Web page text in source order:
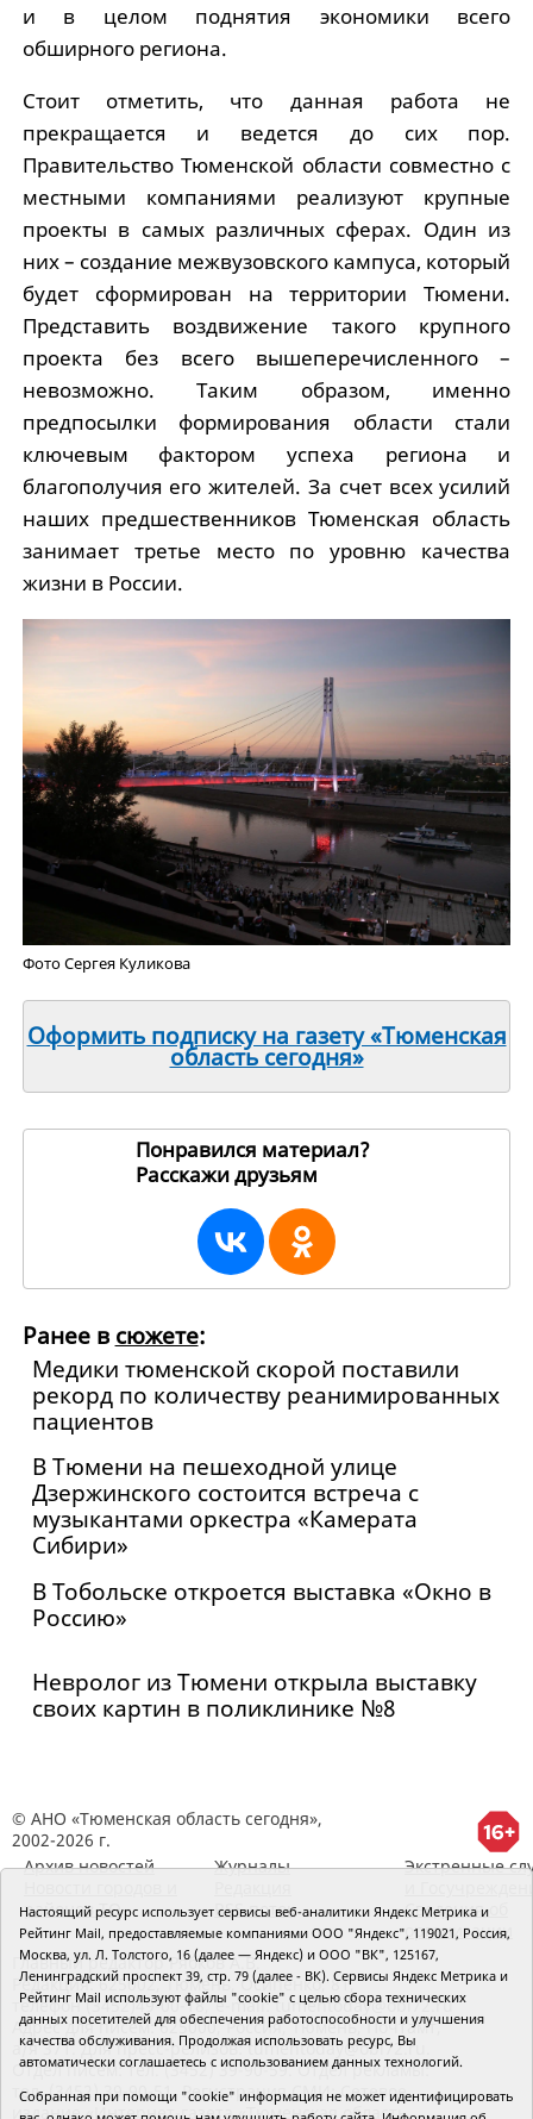
и в целом поднятия экономики всего
обширного региона.
Стоит отметить, что данная работа не
прекращается и ведется до сих пор.
Правительство Тюменской области совместно с
местными компаниями реализуют крупные
проекты в самых различных сферах. Один из
них – создание межвузовского кампуса, который
будет сформирован на территории Тюмени.
Представить воздвижение такого крупного
проекта без всего вышеперечисленного –
невозможно. Таким образом, именно
предпосылки формирования области стали
ключевым фактором успеха региона и
благополучия его жителей. За счет всех усилий
наших предшественников Тюменская область
занимает третье место по уровню качества
жизни в России.
Фото Сергея Куликова
Оформить подписку на газету «Тюменская
область сегодня»
Понравился материал?
Расскажи друзьям
Ранее в сюжете:
Медики тюменской скорой поставили
рекорд по количеству реанимированных
пациентов
В Тюмени на пешеходной улице
Дзержинского состоится встреча с
музыкантами оркестра «Камерата
Сибири»
В Тобольске откроется выставка «Окно в
Россию»
Невролог из Тюмени открыла выставку
своих картин в поликлинике №8
© АНО «Тюменская область сегодня»,
2002-2026 г.
Архив новостей
районов ТО
Журналы
RSS поток
Экстренные
Сведения об
организации
Главный редактор Рябков А.В.
Редакция: 625002, Тюмень, Осипенко, 81,
телефон (3452)49-00-18, e-mail: tumentoday@obl72.ru
Адрес для писем: 625000, Россия, Тюмень, Почтамт,
а/я 371. Для пресс-релизов: tumentoday@obl72.ru.
Отдел писем: тел. (3452) 39-90-59. Отдел рекламы:
тел. (3452) 39-90-51. Регистрация СМИ: Сетевое
издание «Интернет-газета «Тюменская область
Настоящий ресурс использует сервисы веб-аналитики Яндекс Метрика и
Рейтинг Mail, предоставляемые компаниями ООО "Яндекс", 119021, Россия,
Москва, ул. Л. Толстого, 16 (далее — Яндекс) и ООО "ВК", 125167,
Ленинградский проспект 39, стр. 79 (далее - ВК). Сервисы Яндекс Метрика и
Рейтинг Mail используют файлы "cookie" с целью сбора технических
данных посетителей для обеспечения работоспособности и улучшения
качества обслуживания. Продолжая использовать ресурс, Вы
автоматически соглашаетесь с использованием данных технологий.
Собранная при помощи "cookie" информация не может идентифицировать